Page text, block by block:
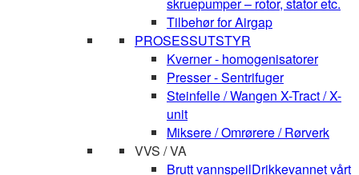
Tilbehør for Airgap
PROSESSUTSTYR
Kverner - homogenisatorer
Presser - Sentrifuger
Steinfelle / Wangen X-Tract / X-
unit
Miksere / Omrørere / Rørverk
VVS / VA
Brutt vannspeilDrikkevannet vårt